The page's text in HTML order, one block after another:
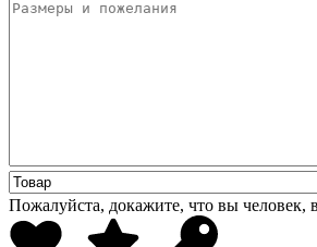
Пожалуйста, докажите, что вы человек,